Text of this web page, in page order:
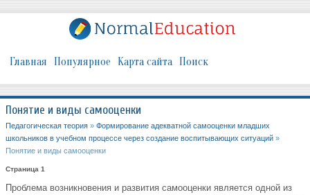
Главная Популярное Карта сайта Поиск
Понятие и виды самооценки
Педагогическая теория » Формирование адекватной самооценки младших
школьников в учебном процессе через создание воспитывающих ситуаций »
Понятие и виды самооценки
Страница 1
Проблема возникновения и развития самооценки является одной из